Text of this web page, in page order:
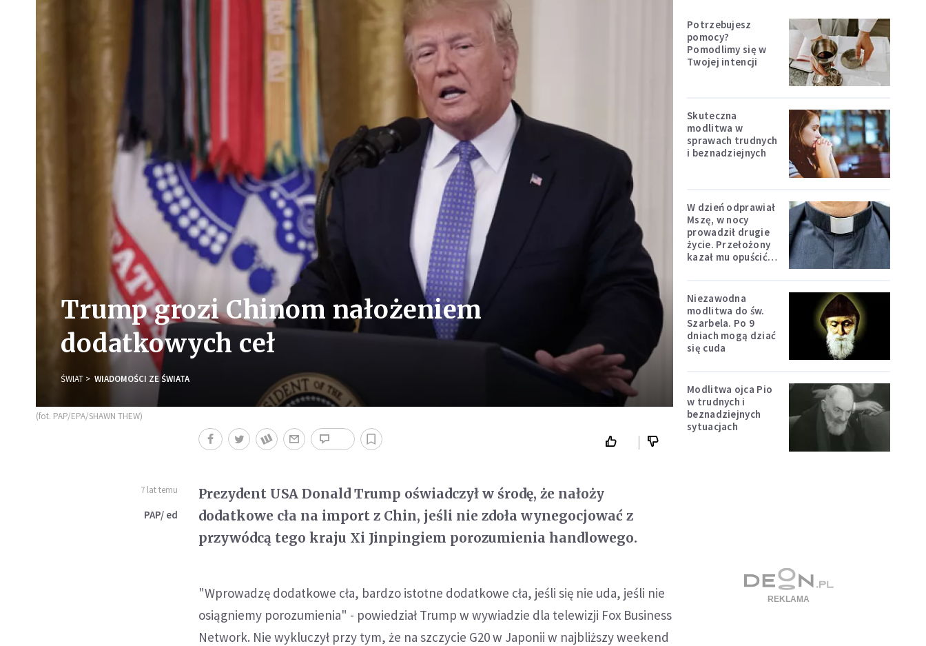
Trump grozi Chinom nałożeniem
dodatkowych ceł
ŚWIAT WIADOMOŚCI ZE ŚWIATA
(fot. PAP/EPA/SHAWN THEW)
7 lat temu
PAP/ ed
Prezydent USA Donald Trump oświadczył w środę, że nałoży
dodatkowe cła na import z Chin, jeśli nie zdoła wynegocjować z
przywódcą tego kraju Xi Jinpingiem porozumienia handlowego.
"Wprowadzę dodatkowe cła, bardzo istotne dodatkowe cła, jeśli się nie uda, jeśli nie
osiągniemy porozumienia" - powiedział Trump w wywiadzie dla telewizji Fox Business
Network. Nie wykluczył przy tym, że na szczycie G20 w Japonii w najbliższy weekend
Potrzebujesz
pomocy?
Pomodlimy się w
Twojej intencji
Skuteczna
modlitwa w
sprawach trudnych
i beznadziejnych
W dzień odprawiał
Mszę, w nocy
prowadził drugie
życie. Przełożony
kazał mu opuścić
Niezawodna
modlitwa do św.
Szarbela. Po 9
dniach mogą dziać
się cuda
Modlitwa ojca Pio
w trudnych i
beznadziejnych
sytuacjach